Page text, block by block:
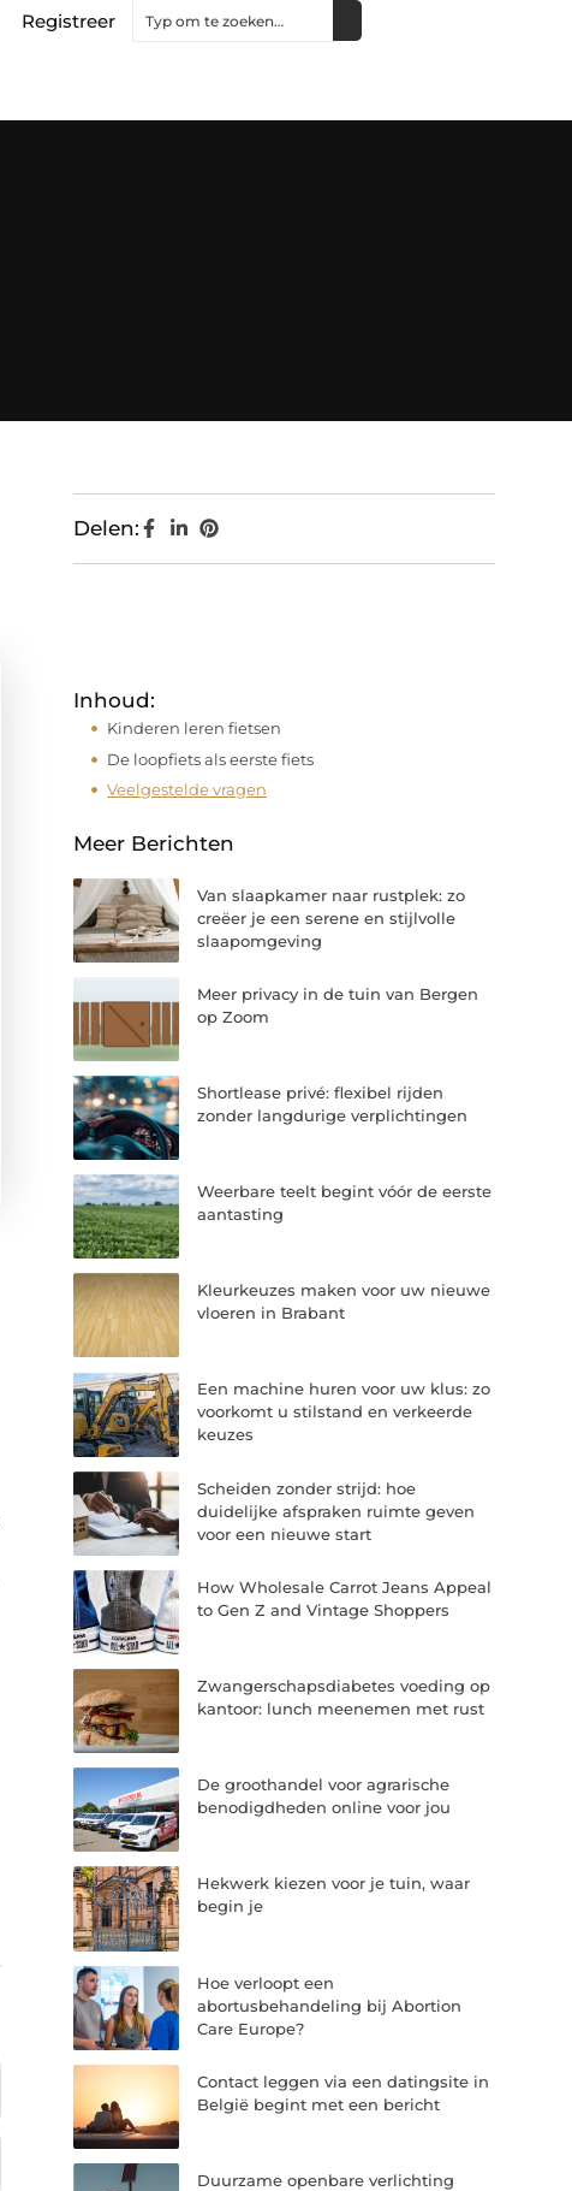
Registreer
Delen:
Inhoud:
Kinderen leren fietsen
De loopfiets als eerste fiets
Veelgestelde vragen
Meer Berichten
Van slaapkamer naar rustplek: zo
creëer je een serene en stijlvolle
slaapomgeving
Meer privacy in de tuin van Bergen
op Zoom
Shortlease privé: flexibel rijden
zonder langdurige verplichtingen
Weerbare teelt begint vóór de eerste
aantasting
Kleurkeuzes maken voor uw nieuwe
vloeren in Brabant
Een machine huren voor uw klus: zo
voorkomt u stilstand en verkeerde
keuzes
Scheiden zonder strijd: hoe
duidelijke afspraken ruimte geven
voor een nieuwe start
How Wholesale Carrot Jeans Appeal
to Gen Z and Vintage Shoppers
Zwangerschapsdiabetes voeding op
kantoor: lunch meenemen met rust
De groothandel voor agrarische
benodigdheden online voor jou
Hekwerk kiezen voor je tuin, waar
begin je
Hoe verloopt een
abortusbehandeling bij Abortion
Care Europe?
Contact leggen via een datingsite in
België begint met een bericht
Duurzame openbare verlichting